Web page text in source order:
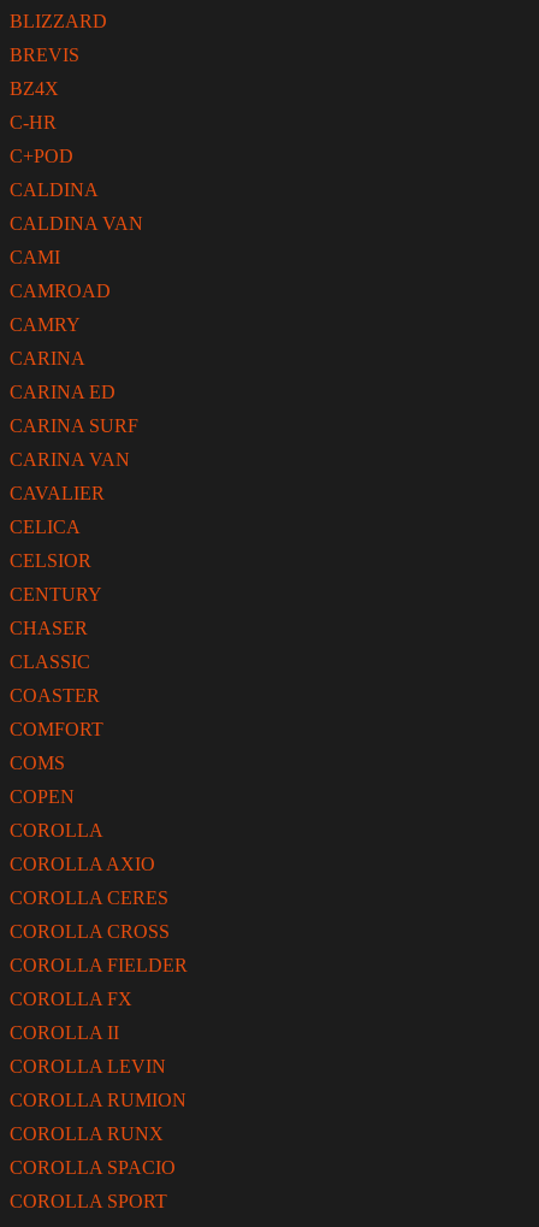
BLIZZARD
BREVIS
BZ4X
C-HR
C+POD
CALDINA
CALDINA VAN
CAMI
CAMROAD
CAMRY
CARINA
CARINA ED
CARINA SURF
CARINA VAN
CAVALIER
CELICA
CELSIOR
CENTURY
CHASER
CLASSIC
COASTER
COMFORT
COMS
COPEN
COROLLA
COROLLA AXIO
COROLLA CERES
COROLLA CROSS
COROLLA FIELDER
COROLLA FX
COROLLA II
COROLLA LEVIN
COROLLA RUMION
COROLLA RUNX
COROLLA SPACIO
COROLLA SPORT